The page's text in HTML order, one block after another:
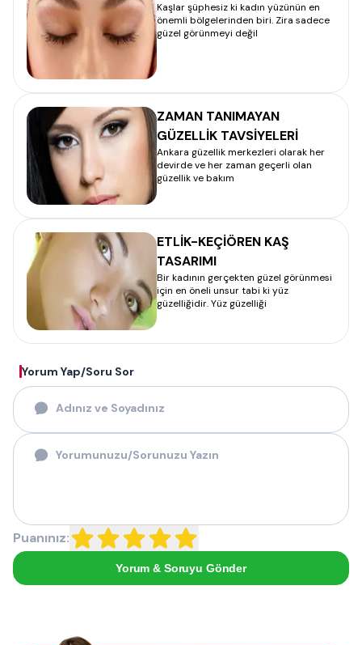
Kaşlar şüphesiz ki kadın yüzünün en
önemli bölgelerinden biri. Zira sadece
güzel görünmeyi değil
ZAMAN TANIMAYAN
GÜZELLİK TAVSİYELERİ
Ankara güzellik merkezleri olarak her
devirde ve her zaman geçerli olan
güzellik ve bakım
ETLİK-KEÇİÖREN KAŞ
TASARIMI
Bir kadının gerçekten güzel görünmesi
için en öneli unsur tabi ki yüz
güzelliğidir. Yüz güzelliği
Yorum Yap/Soru Sor
Puanınız:
Yorum & Soruyu Gönder